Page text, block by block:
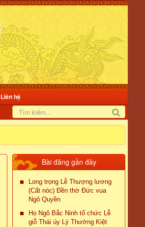
Liên hệ
Bài đăng gần đây
Long trọng Lễ Thượng lương
(Cất nóc) Đền thờ Đức vua
Ngô Quyền
Họ Ngô Bắc Ninh tổ chức Lễ
giỗ Thái úy Lý Thường Kiệt